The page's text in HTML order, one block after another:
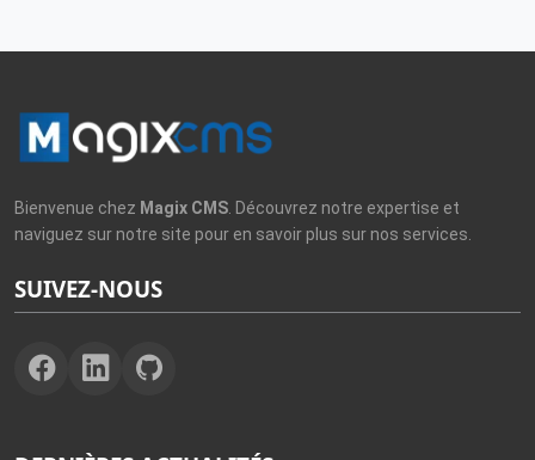
Bienvenue chez Magix CMS . Découvrez notre expertise et
naviguez sur notre site pour en savoir plus sur nos services.
SUIVEZ-NOUS